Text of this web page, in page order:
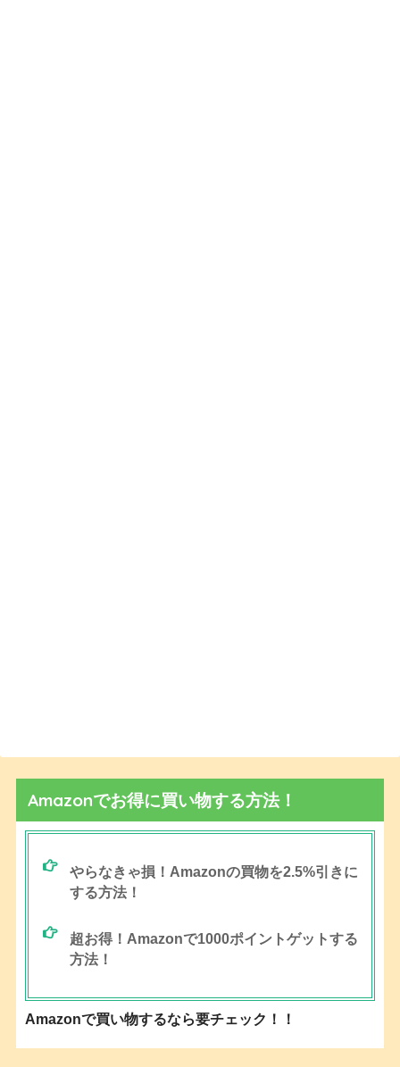
Amazonでお得に買い物する方法！
やらなきゃ損！Amazonの買物を2.5%引きに
する方法！
超お得！Amazonで1000ポイントゲットする
方法！
Amazonで買い物するなら要チェック！！